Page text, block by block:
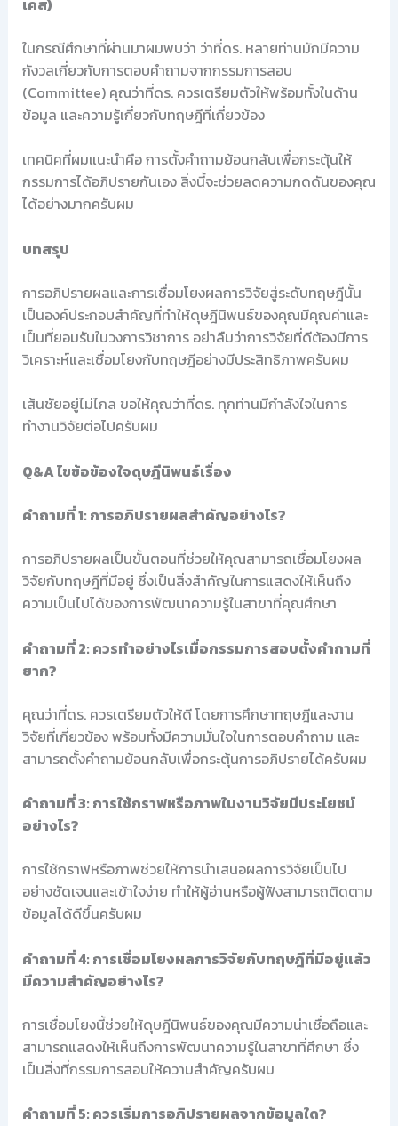
ในกรณีศึกษาที่ผ่านมาผมพบว่า ว่าที่ดร. หลายท่านมักมีความ
กังวลเกี่ยวกับการตอบคำถามจากกรรมการสอบ
(Committee) คุณว่าที่ดร. ควรเตรียมตัวให้พร้อมทั้งในด้าน
ข้อมูล และความรู้เกี่ยวกับทฤษฎีที่เกี่ยวข้อง
เทคนิคที่ผมแนะนำคือ การตั้งคำถามย้อนกลับเพื่อกระตุ้นให้
กรรมการได้อภิปรายกันเอง สิ่งนี้จะช่วยลดความกดดันของคุณ
ได้อย่างมากครับผม
บทสรุป
การอภิปรายผลและการเชื่อมโยงผลการวิจัยสู่ระดับทฤษฎีนั้น
เป็นองค์ประกอบสำคัญที่ทำให้ดุษฎีนิพนธ์ของคุณมีคุณค่าและ
เป็นที่ยอมรับในวงการวิชาการ อย่าลืมว่าการวิจัยที่ดีต้องมีการ
วิเคราะห์และเชื่อมโยงกับทฤษฎีอย่างมีประสิทธิภาพครับผม
เส้นชัยอยู่ไม่ไกล ขอให้คุณว่าที่ดร. ทุกท่านมีกำลังใจในการ
ทำงานวิจัยต่อไปครับผม
Q&A ไขข้อข้องใจดุษฎีนิพนธ์เรื่อง
คำถามที่ 1: การอภิปรายผลสำคัญอย่างไร?
การอภิปรายผลเป็นขั้นตอนที่ช่วยให้คุณสามารถเชื่อมโยงผล
วิจัยกับทฤษฎีที่มีอยู่ ซึ่งเป็นสิ่งสำคัญในการแสดงให้เห็นถึง
ความเป็นไปได้ของการพัฒนาความรู้ในสาขาที่คุณศึกษา
คำถามที่ 2: ควรทำอย่างไรเมื่อกรรมการสอบตั้งคำถามที่
ยาก?
คุณว่าที่ดร. ควรเตรียมตัวให้ดี โดยการศึกษาทฤษฎีและงาน
วิจัยที่เกี่ยวข้อง พร้อมทั้งมีความมั่นใจในการตอบคำถาม และ
สามารถตั้งคำถามย้อนกลับเพื่อกระตุ้นการอภิปรายได้ครับผม
คำถามที่ 3: การใช้กราฟหรือภาพในงานวิจัยมีประโยชน์
อย่างไร?
การใช้กราฟหรือภาพช่วยให้การนำเสนอผลการวิจัยเป็นไป
อย่างชัดเจนและเข้าใจง่าย ทำให้ผู้อ่านหรือผู้ฟังสามารถติดตาม
ข้อมูลได้ดีขึ้นครับผม
คำถามที่ 4: การเชื่อมโยงผลการวิจัยกับทฤษฎีที่มีอยู่แล้ว
มีความสำคัญอย่างไร?
การเชื่อมโยงนี้ช่วยให้ดุษฎีนิพนธ์ของคุณมีความน่าเชื่อถือและ
สามารถแสดงให้เห็นถึงการพัฒนาความรู้ในสาขาที่ศึกษา ซึ่ง
เป็นสิ่งที่กรรมการสอบให้ความสำคัญครับผม
คำถามที่ 5: ควรเริ่มการอภิปรายผลจากข้อมูลใด?